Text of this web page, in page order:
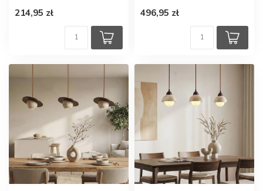
214,95 zł 496,95 zł